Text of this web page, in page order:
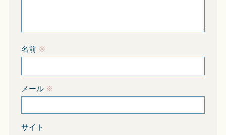
名前 ※
メール ※
サイト